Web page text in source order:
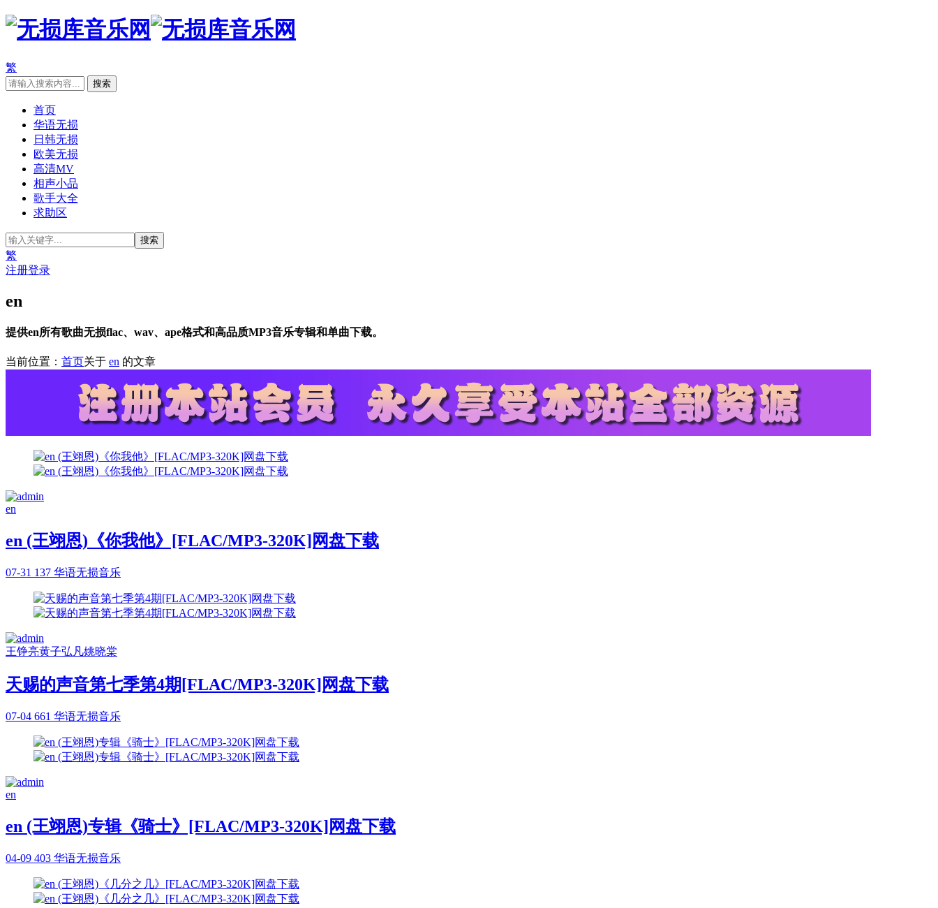
繁
首页
华语无损
日韩无损
欧美无损
高清MV
相声小品
歌手大全
求助区
繁
注册登录
en
提供en所有歌曲无损flac、wav、ape格式和高品质MP3音乐专辑和单曲下载。
当前位置： 首页关于 en 的文章
en
en (王翊恩)《你我他》[FLAC/MP3-320K]网盘下载
07-31 137 华语无损音乐
王铮亮黄子弘凡姚晓棠
天赐的声音第七季第4期[FLAC/MP3-320K]网盘下载
07-04 661 华语无损音乐
en
en (王翊恩)专辑《骑士》[FLAC/MP3-320K]网盘下载
04-09 403 华语无损音乐